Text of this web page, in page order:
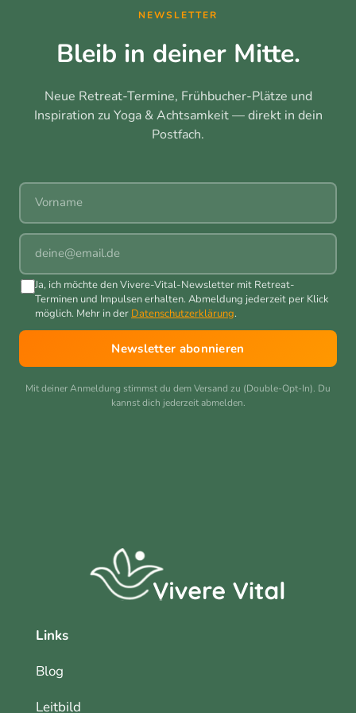
NEWSLETTER
Bleib in deiner Mitte.
Neue Retreat-Termine, Frühbucher-Plätze und
Inspiration zu Yoga & Achtsamkeit — direkt in dein
Postfach.
Vorname
E-Mail
Ja, ich möchte den Vivere-Vital-Newsletter mit Retreat-
Terminen und Impulsen erhalten. Abmeldung jederzeit per Klick
möglich. Mehr in der Datenschutzerklärung.
Newsletter abonnieren
Mit deiner Anmeldung stimmst du dem Versand zu (Double-Opt-In). Du
kannst dich jederzeit abmelden.
Links
Blog
Leitbild